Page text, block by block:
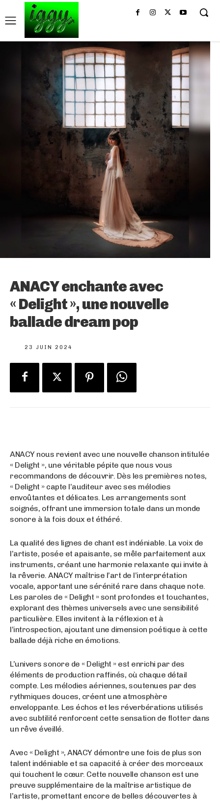
ANACY enchante avec
« Delight », une nouvelle
ballade dream pop
23 JUIN 2024
ANACY nous revient avec une nouvelle chanson intitulée
« Delight », une véritable pépite que nous vous
recommandons de découvrir. Dès les premières notes,
« Delight » capte l’auditeur avec ses mélodies
envoûtantes et délicates. Les arrangements sont
soignés, offrant une immersion totale dans un monde
sonore à la fois doux et éthéré.
La qualité des lignes de chant est indéniable. La voix de
l’artiste, posée et apaisante, se mêle parfaitement aux
instruments, créant une harmonie relaxante qui invite à
la rêverie. ANACY maîtrise l’art de l’interprétation
vocale, apportant une sérénité rare dans chaque note.
Les paroles de « Delight » sont profondes et touchantes,
explorant des thèmes universels avec une sensibilité
particulière. Elles invitent à la réflexion et à
l’introspection, ajoutant une dimension poétique à cette
ballade déjà riche en émotions.
L’univers sonore de « Delight » est enrichi par des
éléments de production raffinés, où chaque détail
compte. Les mélodies aériennes, soutenues par des
rythmiques douces, créent une atmosphère
enveloppante. Les échos et les réverbérations utilisés
avec subtilité renforcent cette sensation de flotter dans
un rêve éveillé.
Avec « Delight », ANACY démontre une fois de plus son
talent indéniable et sa capacité à créer des morceaux
qui touchent le cœur. Cette nouvelle chanson est une
preuve supplémentaire de la maîtrise artistique de
l’artiste, promettant encore de belles découvertes à